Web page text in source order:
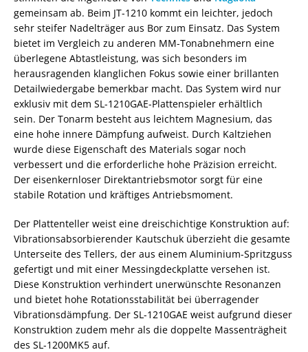
gemeinsam ab. Beim JT-1210 kommt ein leichter, jedoch
sehr steifer Nadelträger aus Bor zum Einsatz. Das System
bietet im Vergleich zu anderen MM-Tonabnehmern eine
überlegene Abtastleistung, was sich besonders im
herausragenden klanglichen Fokus sowie einer brillanten
Detailwiedergabe bemerkbar macht. Das System wird nur
exklusiv mit dem SL-1210GAE-Plattenspieler erhältlich
sein. Der Tonarm besteht aus leichtem Magnesium, das
eine hohe innere Dämpfung aufweist. Durch Kaltziehen
wurde diese Eigenschaft des Materials sogar noch
verbessert und die erforderliche hohe Präzision erreicht.
Der eisenkernloser Direktantriebsmotor sorgt für eine
stabile Rotation und kräftiges Antriebsmoment.
Der Plattenteller weist eine dreischichtige Konstruktion auf:
Vibrationsabsorbierender Kautschuk überzieht die gesamte
Unterseite des Tellers, der aus einem Aluminium-Spritzguss
gefertigt und mit einer Messingdeckplatte versehen ist.
Diese Konstruktion verhindert unerwünschte Resonanzen
und bietet hohe Rotationsstabilität bei überragender
Vibrationsdämpfung. Der SL-1210GAE weist aufgrund dieser
Konstruktion zudem mehr als die doppelte Massenträgheit
des SL-1200MK5 auf.